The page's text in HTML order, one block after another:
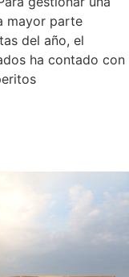
mayor parte
del año, el
ha contado con